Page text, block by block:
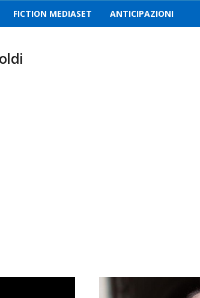
FICTION MEDIASET ANTICIPAZIONI